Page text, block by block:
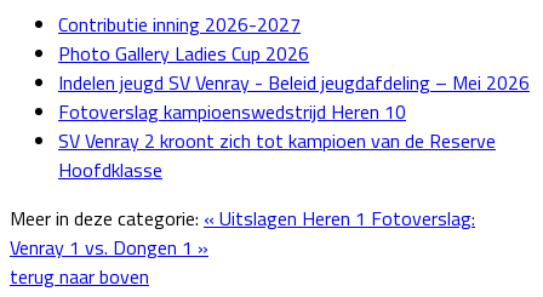
Contributie inning 2026-2027
Photo Gallery Ladies Cup 2026
Indelen jeugd SV Venray - Beleid jeugdafdeling – Mei 2026
Fotoverslag kampioenswedstrijd Heren 10
SV Venray 2 kroont zich tot kampioen van de Reserve
Hoofdklasse
Meer in deze categorie: « Uitslagen Heren 1 Fotoverslag:
Venray 1 vs. Dongen 1 »
terug naar boven